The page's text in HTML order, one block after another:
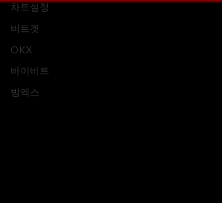
차트설정
비트겟
OKX
바이비트
빙엑스